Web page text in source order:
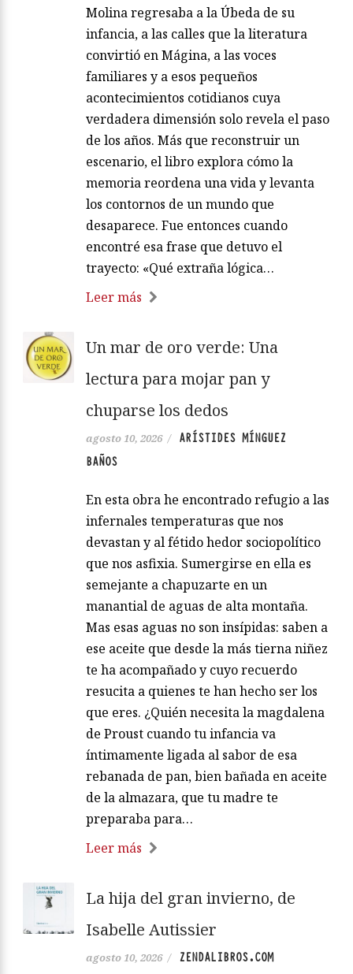
Molina regresaba a la Úbeda de su
infancia, a las calles que la literatura
convirtió en Mágina, a las voces
familiares y a esos pequeños
acontecimientos cotidianos cuya
verdadera dimensión solo revela el paso
de los años. Más que reconstruir un
escenario, el libro explora cómo la
memoria reordena una vida y levanta
los contornos de un mundo que
desaparece. Fue entonces cuando
encontré esa frase que detuvo el
trayecto: «Qué extraña lógica…
Leer más
Un mar de oro verde: Una
lectura para mojar pan y
chuparse los dedos
agosto 10, 2026 /
ARÍSTIDES MÍNGUEZ
BAÑOS
En esta obra he encontrado refugio a las
infernales temperaturas que nos
devastan y al fétido hedor sociopolítico
que nos asfixia. Sumergirse en ella es
semejante a chapuzarte en un
manantial de aguas de alta montaña.
Mas esas aguas no son insípidas: saben a
ese aceite que desde la más tierna niñez
te ha acompañado y cuyo recuerdo
resucita a quienes te han hecho ser los
que eres. ¿Quién necesita la magdalena
de Proust cuando tu infancia va
íntimamente ligada al sabor de esa
rebanada de pan, bien bañada en aceite
de la almazara, que tu madre te
preparaba para…
Leer más
La hija del gran invierno, de
Isabelle Autissier
agosto 10, 2026 / ZENDALIBROS.COM